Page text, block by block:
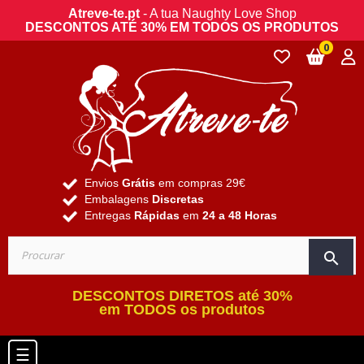
Atreve-te.pt- A tua Naughty Love Shop
DESCONTOS ATÉ 30% EM TODOS OS PRODUTOS
Envios Grátis em compras 29€
Embalagens Discretas
Entregas Rápidas em 24 a 48 Horas
search
0
DESCONTOS DIRETOS até 30%
em TODOS os produtos
Toggle navigation
☰